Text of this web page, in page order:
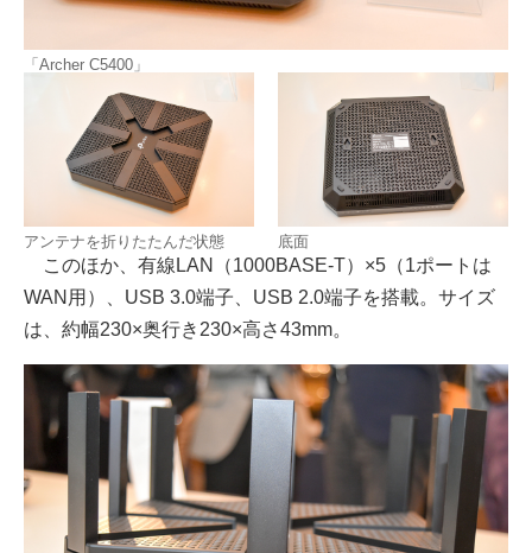
「Archer C5400」
アンテナを折りたたんだ状態 底面
このほか、有線LAN（1000BASE-T）×5（1ポートは
WAN用）、USB 3.0端子、USB 2.0端子を搭載。サイズ
は、約幅230×奥行き230×高さ43mm。